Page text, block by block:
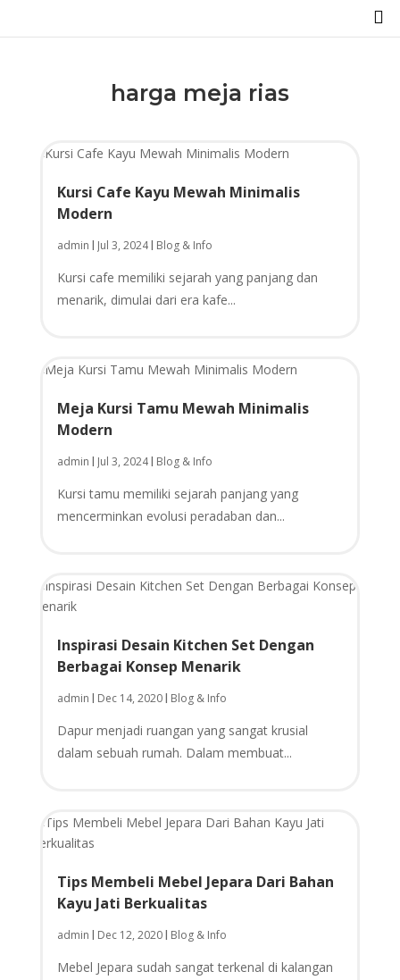

harga meja rias
Kursi Cafe Kayu Mewah Minimalis
Modern
admin Jul 3, 2024 Blog & Info
Kursi cafe memiliki sejarah yang panjang dan
menarik, dimulai dari era kafe...
Meja Kursi Tamu Mewah Minimalis
Modern
admin Jul 3, 2024 Blog & Info
Kursi tamu memiliki sejarah panjang yang
mencerminkan evolusi peradaban dan...
Inspirasi Desain Kitchen Set Dengan
Berbagai Konsep Menarik
admin Dec 14, 2020 Blog & Info
Dapur menjadi ruangan yang sangat krusial
dalam sebuah rumah. Dalam membuat...
Tips Membeli Mebel Jepara Dari Bahan
Kayu Jati Berkualitas
admin Dec 12, 2020 Blog & Info
Mebel Jepara sudah sangat terkenal di kalangan